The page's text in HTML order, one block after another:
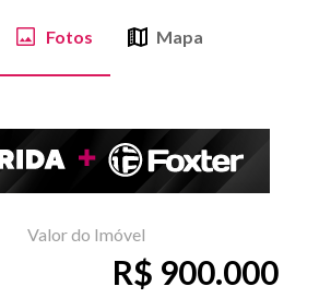
Fotos Mapa
Valor do Imóvel
R$ 900.000